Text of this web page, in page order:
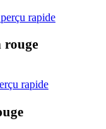
rapide
rouge
rapide